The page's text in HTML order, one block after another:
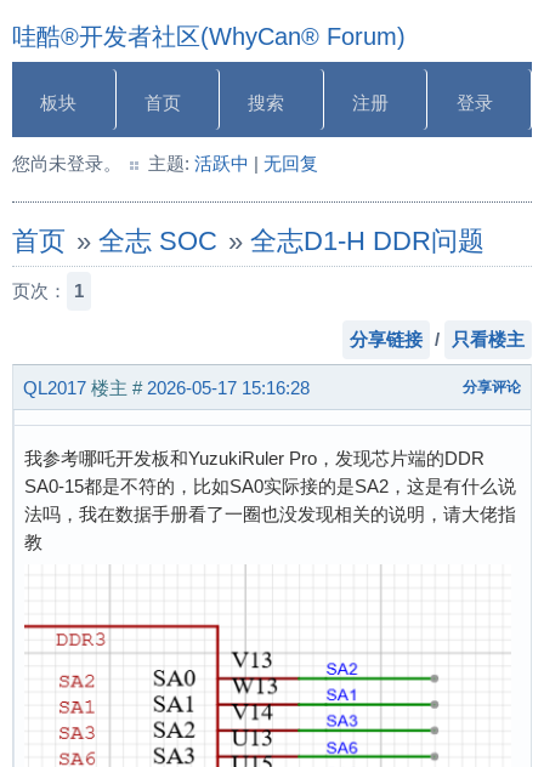
哇酷®开发者社区(WhyCan® Forum)
板块 首页 搜索 注册 登录
您尚未登录。 主题: 活跃中 | 无回复
首页 » 全志 SOC » 全志D1-H DDR问题
页次： 1
分享链接 / 只看楼主
QL2017 楼主 # 2026-05-17 15:16:28 分享评论
我参考哪吒开发板和YuzukiRuler Pro，发现芯片端的DDR
SA0-15都是不符的，比如SA0实际接的是SA2，这是有什么说
法吗，我在数据手册看了一圈也没发现相关的说明，请大佬指
教